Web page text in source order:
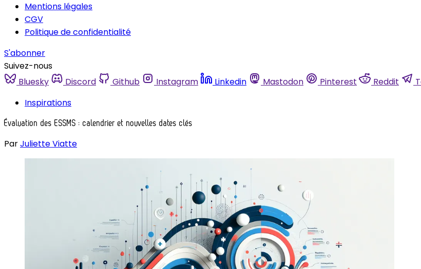
Mentions légales
CGV
Politique de confidentialité
S'abonner
Suivez-nous
Bluesky
Discord Github Instagram Linkedin Mastodon Pinterest Reddit
Inspirations
Évaluation des ESSMS : calendrier et nouvelles dates clés
ParJuliette Viatte